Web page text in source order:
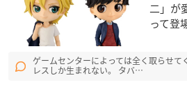
二」が
って登
ゲームセンターによっては全く取らせて
レスしか生まれない。 タバ…